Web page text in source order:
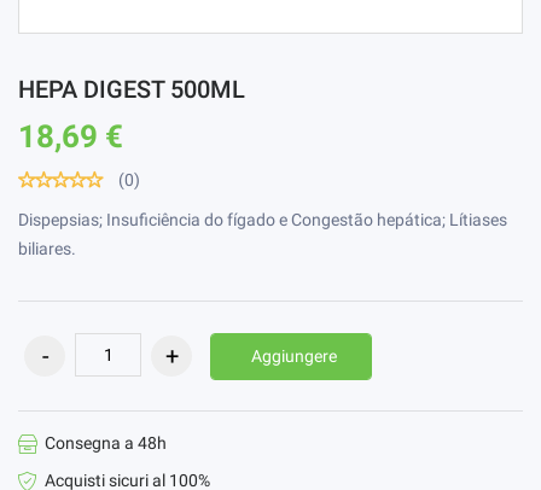
HEPA DIGEST 500ML
18,69 €
(0)
Dispepsias; Insuficiência do fígado e Congestão hepática; Lítiases
biliares.
Aggiungere
Consegna a 48h
Acquisti sicuri al 100%